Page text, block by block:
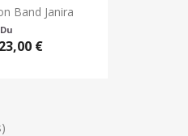
Band Janira
Du
23,00 €